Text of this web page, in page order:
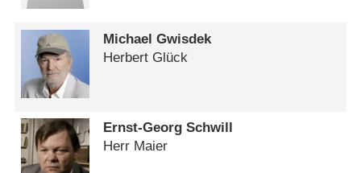
Michael Gwisdek
Herbert Glück
Ernst-Georg Schwill
Herr Maier